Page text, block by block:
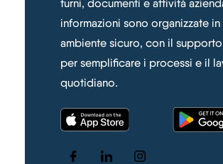
turni, documenti e attività
informazioni sono organizzate in
ambiente sicuro, con il
per semplificare i processi e il
quotidiano.